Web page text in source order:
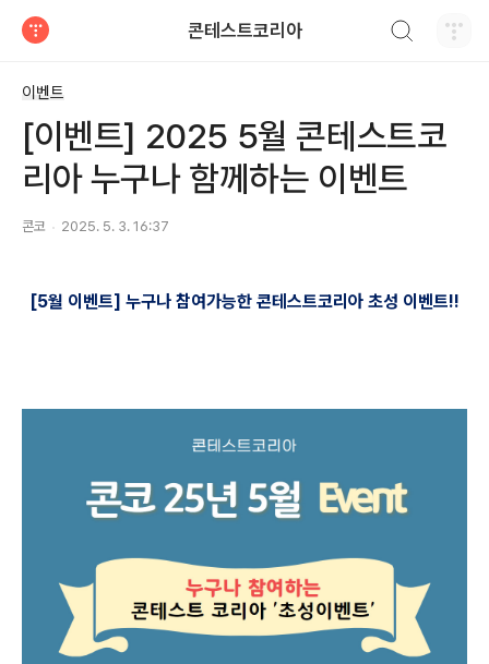
콘테스트코리아
이벤트
[이벤트] 2025 5월 콘테스트코
리아 누구나 함께하는 이벤트
콘코 2025. 5. 3. 16:37
[5월 이벤트] 누구나 참여가능한 콘테스트코리아 초성 이벤트!!​​